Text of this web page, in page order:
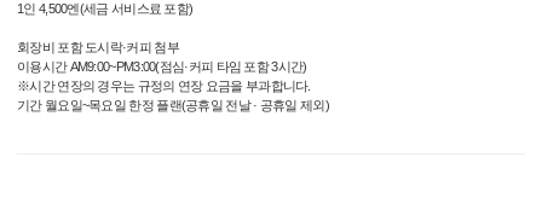
1인 4,500엔(세금 서비스료 포함)
회장비 포함 도시락·커피 첨부
이용시간 AM9:00~PM3:00(점심·커피 타임 포함 3시간)
※시간 연장의 경우는 규정의 연장 요금을 부과합니다.
기간 월요일~목요일 한정 플랜(공휴일 전날 · 공휴일 제외)